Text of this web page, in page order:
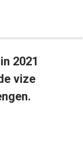
2021
vize